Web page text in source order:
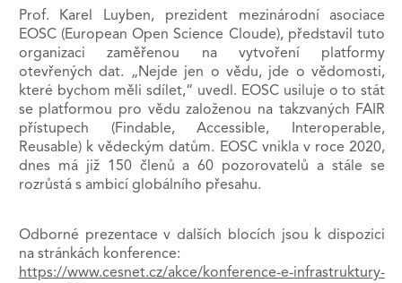
Prof. Karel Luyben, prezident mezinárodní asociace
EOSC (European Open Science Cloude), představil tuto
organizaci zaměřenou na vytvoření platformy
otevřených dat. „Nejde jen o vědu, jde o vědomosti,
které bychom měli sdílet,“ uvedl. EOSC usiluje o to stát
se platformou pro vědu založenou na takzvaných FAIR
přístupech (Findable, Accessible, Interoperable,
Reusable) k vědeckým datům. EOSC vnikla v roce 2020,
dnes má již 150 členů a 60 pozorovatelů a stále se
rozrůstá s ambicí globálního přesahu.
Odborné prezentace v dalších blocích jsou k dispozici
na stránkách konference:
https://www.cesnet.cz/akce/konference-e-infrastruktury-